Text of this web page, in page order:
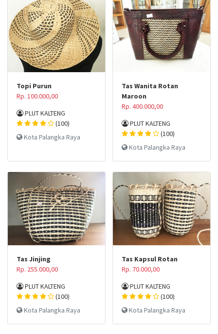
Topi Purun
Rp. 100.000,00
PLUT KALTENG
(100)
Kota Palangka Raya
Tas Wanita Rotan
Maroon
Rp. 400.000,00
PLUT KALTENG
(100)
Kota Palangka Raya
Tas Jinjing
Rp. 255.000,00
PLUT KALTENG
(100)
Kota Palangka Raya
Tas Kapsul Rotan
Rp. 70.000,00
PLUT KALTENG
(100)
Kota Palangka Raya